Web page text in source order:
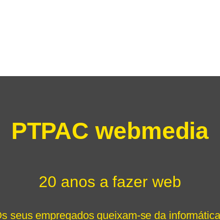
PTPAC webmedia
20 anos a fazer web
seus empregados queixam-se da